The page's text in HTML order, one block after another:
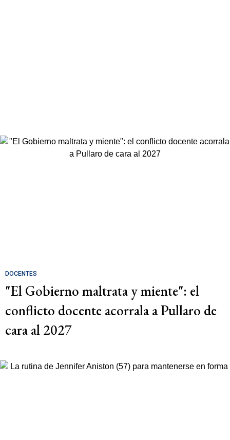
DOCENTES
"El Gobierno maltrata y miente": el
conflicto docente acorrala a Pullaro de
cara al 2027